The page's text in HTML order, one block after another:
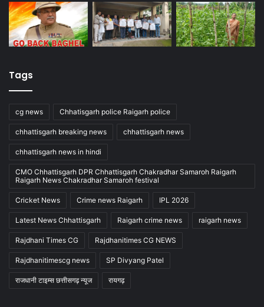
Tags
cg news Chhatisgarh police Raigarh police
chhattisgarh breaking news chhattisgarh news
chhattisgarh news in hindi
CMO Chhattisgarh DPR Chhattisgarh Chakradhar Samaroh Raigarh
Raigarh News Chakradhar Samaroh festival
Cricket News Crime news Raigarh IPL 2026
Latest News Chhattisgarh Raigarh crime news raigarh news
Rajdhani Times CG Rajdhanitimes CG NEWS
Rajdhanitimescg news SP Divyang Patel
राजधानी टाइम्स छत्तीसगढ़ न्यूज रायगढ़